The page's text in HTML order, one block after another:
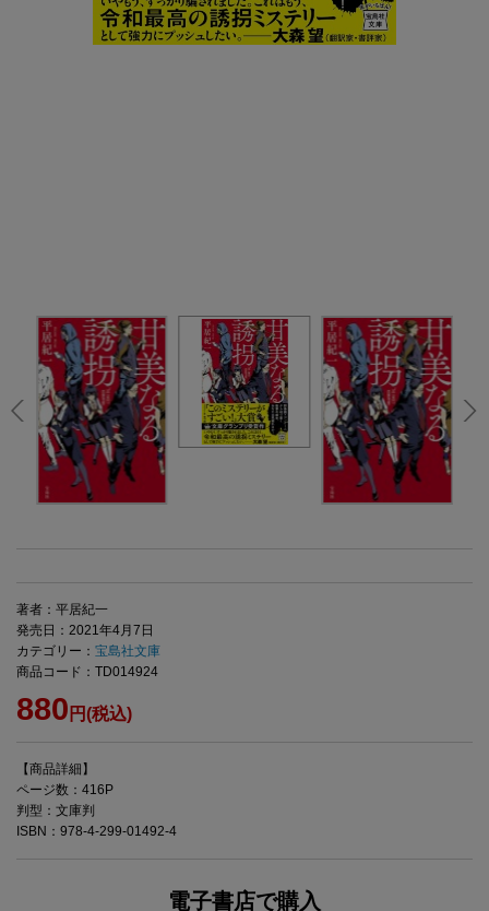
著者：平居紀一
発売日：2021年4月7日
カテゴリー： 宝島社文庫
商品コード：TD014924
880 円(税込)
【商品詳細】
ページ数：416P
判型：文庫判
ISBN：978-4-299-01492-4
電子書店で購入